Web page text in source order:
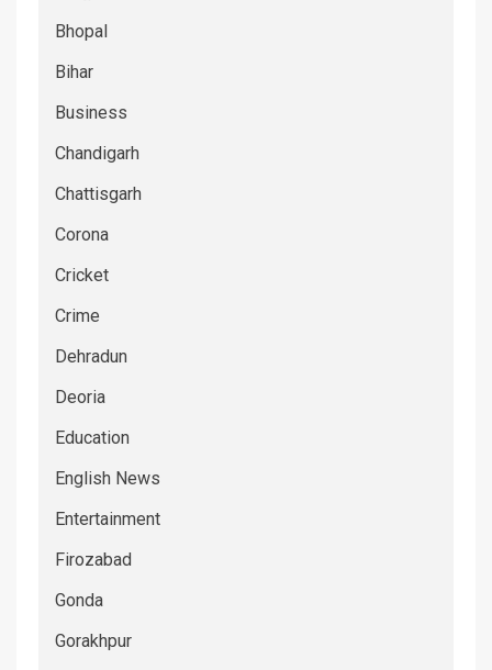
Bhopal
Bihar
Business
Chandigarh
Chattisgarh
Corona
Cricket
Crime
Dehradun
Deoria
Education
English News
Entertainment
Firozabad
Gonda
Gorakhpur